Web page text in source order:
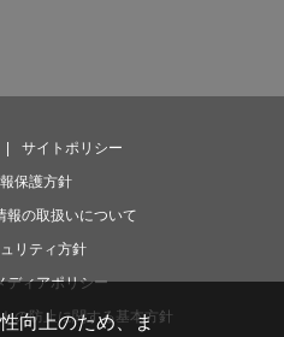
サイトポリシー
保護方針
報の取扱いについて
リティ方針
ディアポリシー
の防止に関する基本方針
向上のため、ま